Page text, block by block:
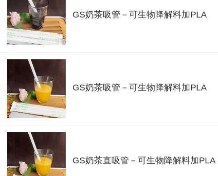
GS奶茶吸管－可生物降解料加PLA
GS奶茶吸管－可生物降解料加PLA
GS奶茶直吸管－可生物降解料加PLA